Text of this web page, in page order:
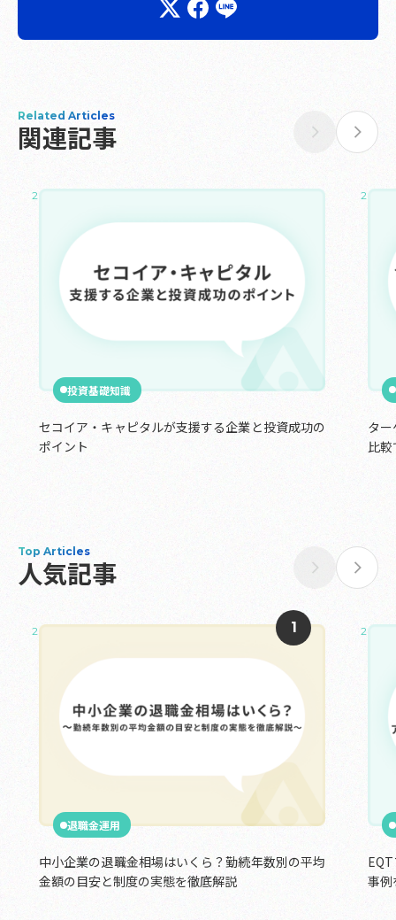
Related Articles
関連記事
2025.05.16
投資基礎知識
セコイア・キャピタルが支援する企業と投資成功の
ポイント
タ
比
Top Articles
人気記事
2025.05.02
退職金運用
中小企業の退職金相場はいくら？勤続年数別の平均
金額の目安と制度の実態を徹底解説
事例